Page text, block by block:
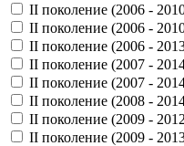
II поколение (2006 -
II поколение (2006 -
II поколение (2006 -
II поколение (2007 -
II поколение (2007 -
II поколение (2008 -
II поколение (2009 -
II поколение (2009 -